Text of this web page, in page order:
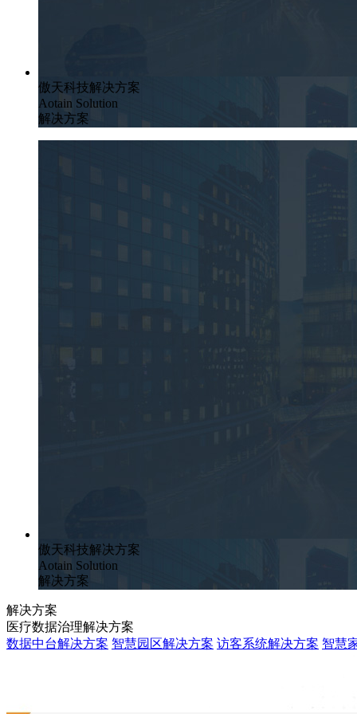
傲天科技解决方案
Aotain Solution
解决方案
傲天科技解决方案
Aotain Solution
解决方案
解决方案
医疗数据治理解决方案
数据中台解决方案 智慧园区解决方案 访客系统解决方案 智慧